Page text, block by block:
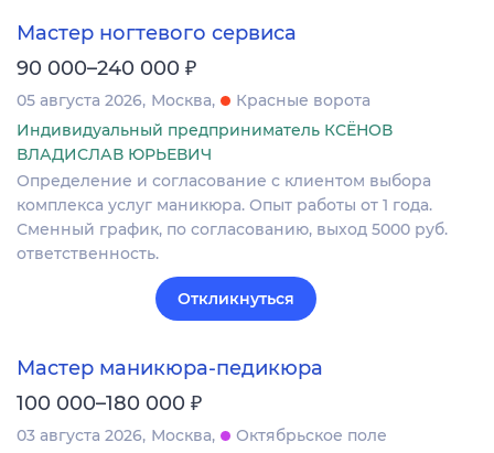
Мастер ногтевого сервиса
90 000–240 000 ₽
05 августа 2026 Москва
Красные ворота
Индивидуальный предприниматель КСЁНОВ
ВЛАДИСЛАВ ЮРЬЕВИЧ
Определение и согласование с клиентом выбора
комплекса услуг маникюра. Опыт работы от 1 года.
Сменный график, по согласованию, выход 5000 руб.
ответственность.
Откликнуться
Мастер маникюра-педикюра
100 000–180 000 ₽
03 августа 2026 Москва Октябрьское поле